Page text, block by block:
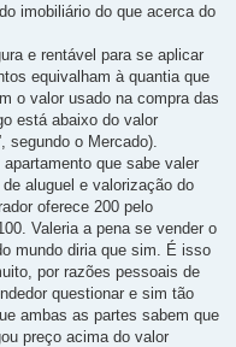
imobiliário do que acerca do
e rentável para se aplicar
equivalham à quantia que
o valor usado na compra das
está abaixo do valor
segundo o Mercado).
que sabe valer
aluguel e valorização do
oferece 200 pelo
Valeria a pena se vender o
mundo diria que sim. É isso
por razões pessoais de
questionar e sim tão
ambas as partes sabem que
preço acima do valor